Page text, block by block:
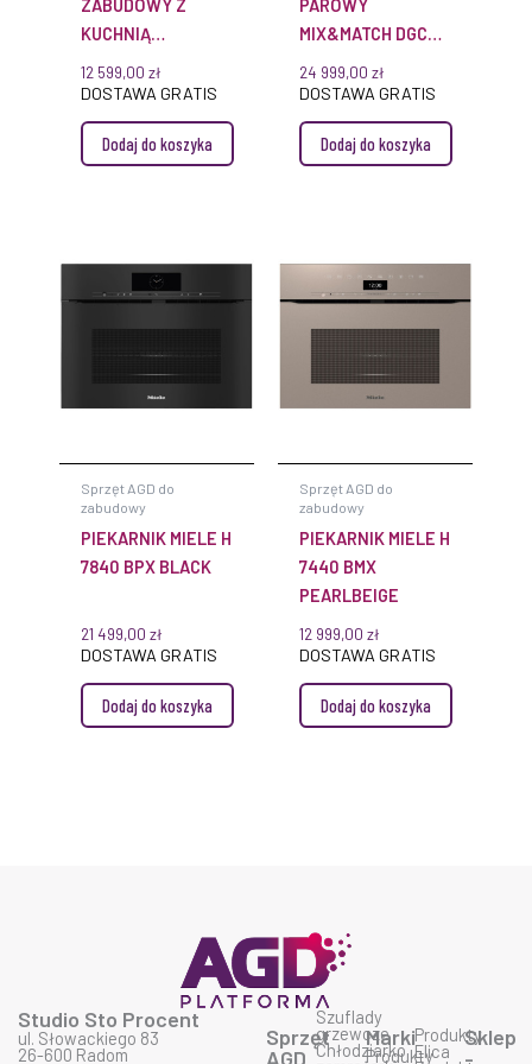
ZABUDOWY Z
KUCHNIĄ
MIKROFALOWĄ H
7440 BM
OBSIDIANBLACK
MIELE
12 599,00 zł
DOSTAWA GRATIS
Dodaj do koszyka
PAROWY
MIX&MATCH DGC
7860 HC PRO
OBSIDIANBLACK
MIELE
24 999,00 zł
DOSTAWA GRATIS
Dodaj do koszyka
Sprzęt AGD do
zabudowy
PIEKARNIK MIELE H
7840 BPX BLACK
21 499,00 zł
DOSTAWA GRATIS
Dodaj do koszyka
Sprzęt AGD do
zabudowy
PIEKARNIK MIELE H
7440 BMX
PEARLBEIGE
12 999,00 zł
DOSTAWA GRATIS
Dodaj do koszyka
Studio Sto Procent
ul. Słowackiego 83
26-600 Radom
Sprzęt
AGD
Szuflady
grzewcze
Chłodziarko
Marki
Produkty
Produkty
Elica
Sklep
-